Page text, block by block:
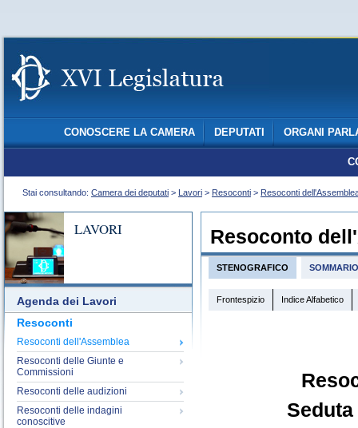
CONOSCERE LA CAMERA DEPUTATI ORGANI
Stai consultando: Camera dei deputati > Lavori > Resoconti > Resoconti
LAVORI
Agenda dei Lavori
Resoconti
Resoconti dell'Assemblea
Resoconti delle Giunte e
Commissioni
Resoconti delle audizioni
Resoconti delle indagini
conoscitive
Resoconto
STENOGRAFICO SOMMARIO
Frontespizio Indice Alfabetico